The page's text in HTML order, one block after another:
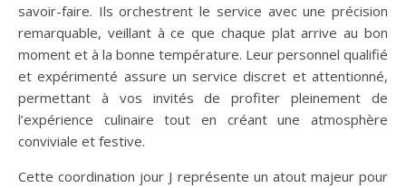
savoir-faire. Ils orchestrent le service avec une précision
remarquable, veillant à ce que chaque plat arrive au bon
moment et à la bonne température. Leur personnel qualifié
et expérimenté assure un service discret et attentionné,
permettant à vos invités de profiter pleinement de
l’expérience culinaire tout en créant une atmosphère
conviviale et festive.
Cette coordination jour J représente un atout majeur pour